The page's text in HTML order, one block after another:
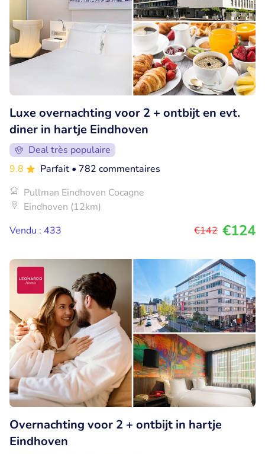
Luxe overnachting voor 2 + ontbijt en evt.
diner in hartje Eindhoven
Deal très populaire
9.8
Parfait • 782 commentaires
Pullman Eindhoven Cocagne
Eindhoven (12km)
Vendu : 433
€142 €124
Overnachting voor 2 + ontbijt in hartje
Eindhoven